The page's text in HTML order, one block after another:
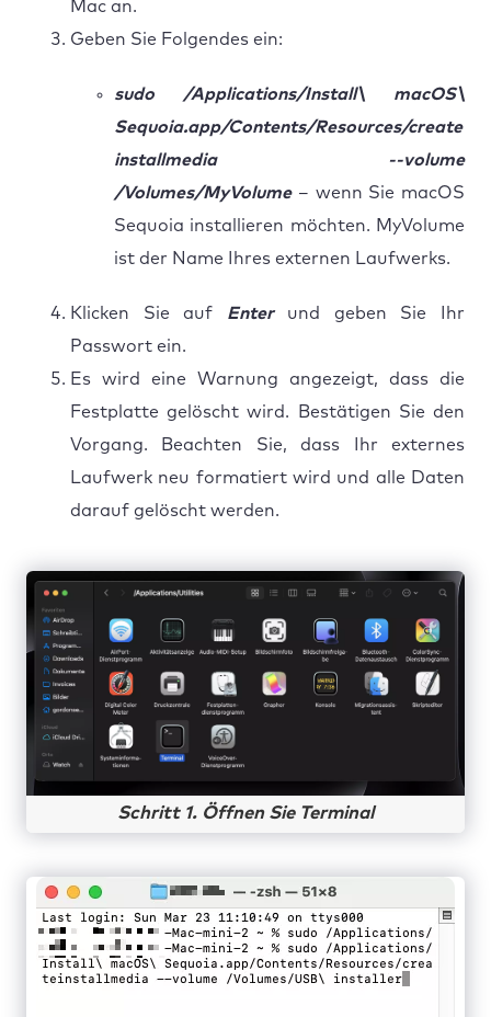
Mac an.
Geben Sie Folgendes ein:
sudo /Applications/Install\ macOS\
Sequoia.app/Contents/Resources/create
installmedia --volume
/Volumes/MyVolume– wenn Sie macOS
Sequoia installieren möchten. MyVolume
ist der Name Ihres externen Laufwerks.
Klicken Sie auf Enterund geben Sie Ihr
Passwort ein.
Es wird eine Warnung angezeigt, dass die
Festplatte gelöscht wird. Bestätigen Sie den
Vorgang. Beachten Sie, dass Ihr externes
Laufwerk neu formatiert wird und alle Daten
darauf gelöscht werden.
Schritt 1. Öffnen Sie Terminal